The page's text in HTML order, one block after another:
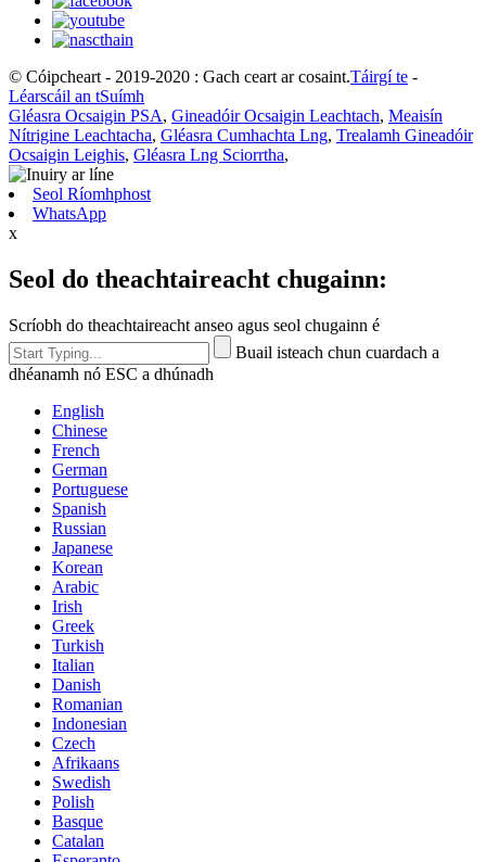
© Cóipcheart - 2019-2020 : Gach ceart ar cosaint.Táirgí te -
Léarscáil an tSuímh
Gléasra Ocsaigin PSA, Gineadóir Ocsaigin Leachtach, Meaisín
Nítrigine Leachtacha, Gléasra Cumhachta Lng, Trealamh Gineadóir
Ocsaigin Leighis, Gléasra Lng Sciorrtha,
Seol Ríomhphost
WhatsApp
x
Seol do theachtaireacht chugainn:
Scríobh do theachtaireacht anseo agus seol chugainn é
Buail isteach chun cuardach a
dhéanamh nó ESC a dhúnadh
English
Chinese
French
German
Portuguese
Spanish
Russian
Japanese
Korean
Arabic
Irish
Greek
Turkish
Italian
Danish
Romanian
Indonesian
Czech
Afrikaans
Swedish
Polish
Basque
Catalan